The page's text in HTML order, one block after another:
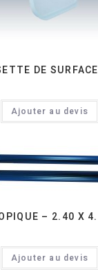
DE
Ajouter au devis
– 2.40 X
Ajouter au devis